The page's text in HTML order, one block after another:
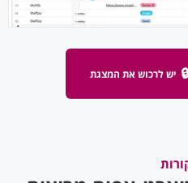
🔒 יש לרכוש את המצגת